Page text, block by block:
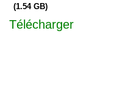
(1.54 GB)
Télécharger